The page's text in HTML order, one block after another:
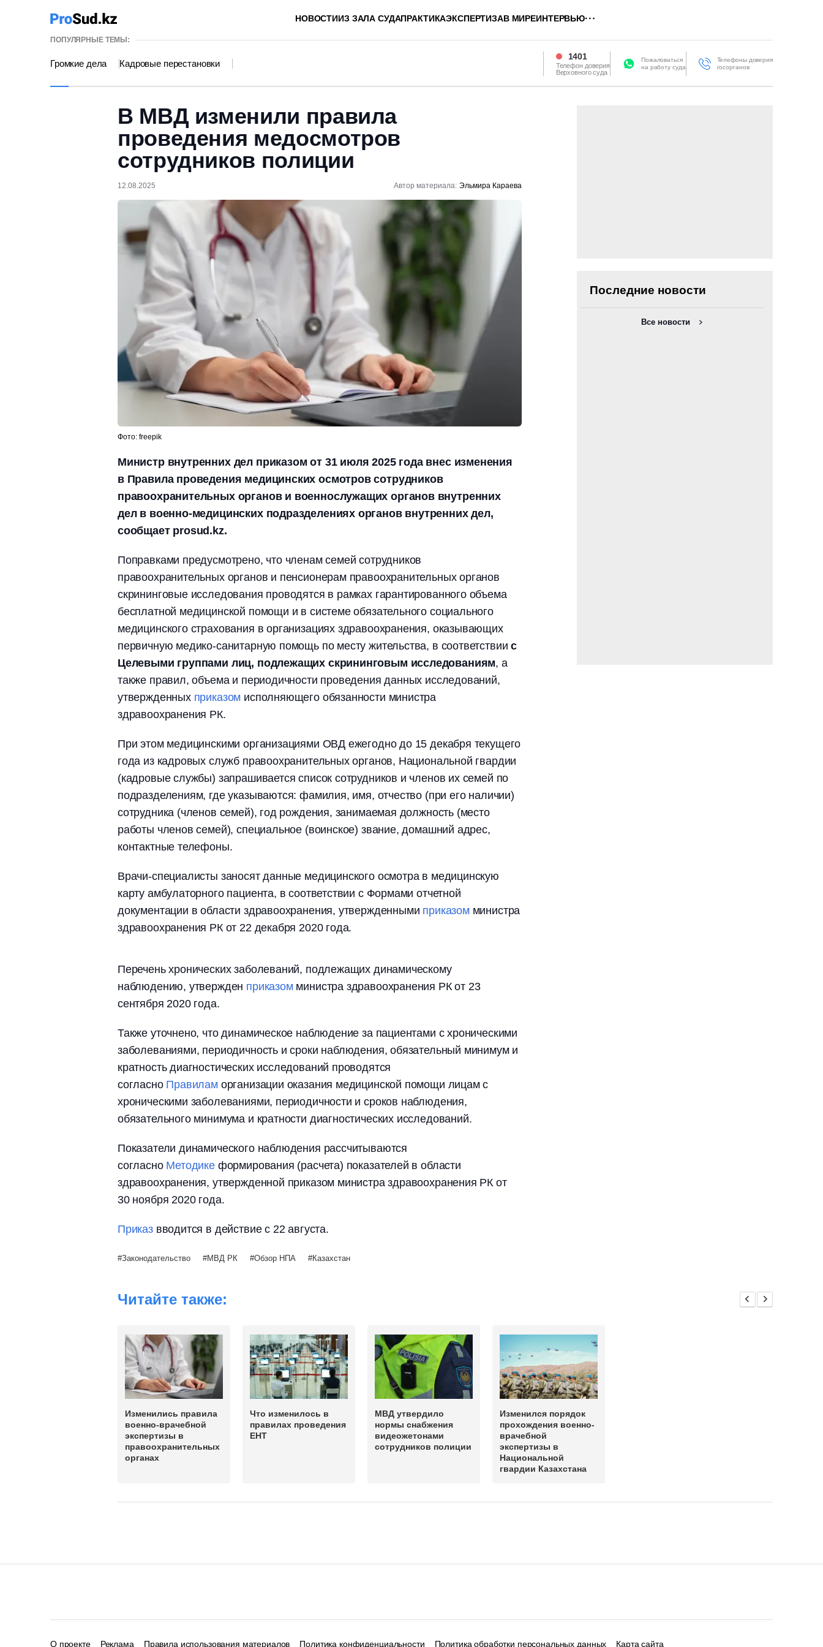
НОВОСТИИЗ ЗАЛА СУДАПРАКТИКАЭКСПЕРТИЗАВ МИРЕИНТЕРВЬЮ
ПОПУЛЯРНЫЕ ТЕМЫ:
Громкие дела Кадровые перестановки
1401
Телефон доверия
Верховного суда
Пожаловаться
на работу суда
Телефоны доверия
госорганов
В МВД изменили правила
проведения медосмотров
сотрудников полиции
12.08.2025 Автор материала: Эльмира Караева
Фото: freepik
Министр внутренних дел приказом от 31 июля 2025 года внес изменения
в Правила проведения медицинских осмотров сотрудников
правоохранительных органов и военнослужащих органов внутренних
дел в военно-медицинских подразделениях органов внутренних дел,
сообщает prosud.kz.
Поправками предусмотрено, что членам семей сотрудников
правоохранительных органов и пенсионерам правоохранительных органов
скрининговые исследования проводятся в рамках гарантированного объема
бесплатной медицинской помощи и в системе обязательного социального
медицинского страхования в организациях здравоохранения, оказывающих
первичную медико-санитарную помощь по месту жительства, в соответствиис
Целевыми группами лиц, подлежащих скрининговым исследованиям, а
также правил, объема и периодичности проведения данных исследований,
утвержденных приказом исполняющего обязанности министра
здравоохранения РК.
При этом медицинскими организациями ОВД ежегодно до 15 декабря текущего
года из кадровых служб правоохранительных органов, Национальной гвардии
(кадровые службы) запрашивается список сотрудников и членов их семей по
подразделениям, где указываются: фамилия, имя, отчество (при его наличии)
сотрудника (членов семей), год рождения, занимаемая должность (место
работы членов семей), специальное (воинское) звание, домашний адрес,
контактные телефоны.
Врачи-специалисты заносят данные медицинского осмотра в медицинскую
карту амбулаторного пациента, в соответствии с Формами отчетной
документации в области здравоохранения, утвержденными приказомминистра
здравоохранения РК от 22 декабря 2020 года.
Перечень хронических заболеваний, подлежащих динамическому
наблюдению, утвержден приказомминистра здравоохранения РК от 23
сентября 2020 года.
Также уточнено, что динамическое наблюдение за пациентами с хроническими
заболеваниями, периодичность и сроки наблюдения, обязательный минимум и
кратность диагностических исследований проводятся
согласно Правиламорганизации оказания медицинской помощи лицам с
хроническими заболеваниями, периодичности и сроков наблюдения,
обязательного минимума и кратности диагностических исследований.
Показатели динамического наблюдения рассчитываются
согласно Методикеформирования (расчета) показателей в области
здравоохранения, утвержденной приказом министра здравоохранения РК от
30 ноября 2020 года.
Приказвводится в действие с 22 августа.
Законодательство МВД РК Обзор НПА Казахстан
Последние новости
Все новости
Читайте также:
Изменились правила
военно-врачебной
экспертизы в
правоохранительных
органах
Что изменилось в
правилах проведения
ЕНТ
МВД утвердило
нормы снабжения
видеожетонами
сотрудников полиции
Изменился порядок
прохождения военно-
врачебной
экспертизы в
Национальной
гвардии Казахстана
О проекте Реклама Правила использования материалов Политика конфиденциальности Политика обработки персональных данных Карта сайта